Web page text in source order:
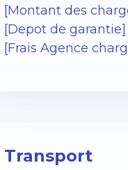
[Montant des
[Depot de
[Frais Agence
Transport